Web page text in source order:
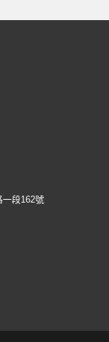
一段162號